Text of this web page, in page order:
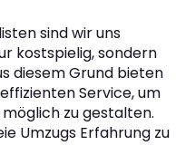
sind wir uns
kostspielig, sondern
diesem Grund bieten
Service, um
zu gestalten.
Umzugs Erfahrung zu